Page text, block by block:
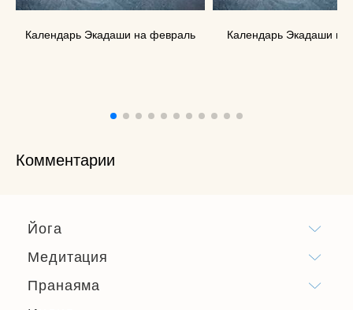
Календарь Экадаши на февраль Календарь Экадаши на
Комментарии
Йога
Медитация
Пранаяма